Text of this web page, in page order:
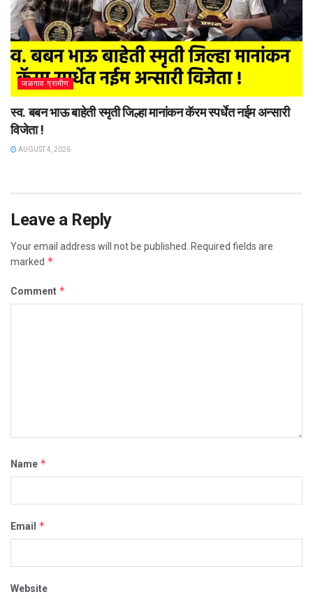
जळगाव ग्रामीण
स्व. बबन भाऊ बाहेती स्मृती जिल्हा मानांकन कॅरम स्पर्धेत नईम अन्सारी
विजेता !
AUGUST 4, 2026
Leave a Reply
Your email address will not be published.
Required fields are
marked *
Comment *
Name *
Email *
Website